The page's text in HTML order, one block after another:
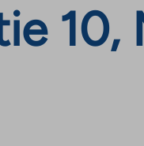
10,